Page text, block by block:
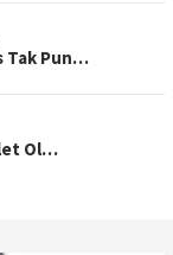
Tak Pun…
Ol…